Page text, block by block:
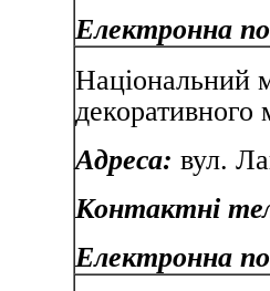
Електронна
Національний
декоративного
Адреса:
Контактні
Електронна